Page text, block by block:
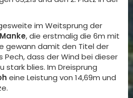
im Weitsprung der
, die erstmalig die 6m mit
gewann damit den Titel der
Pech, dass der Wind bei dieser
stark blies. Im Dreisprung
eine Leistung von 14,69m und